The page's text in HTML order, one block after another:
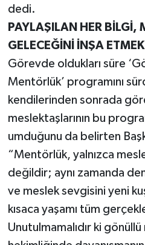
dedi.
PAYLAŞILAN HER BİLGİ,
GELECEĞİNİ İNŞA
Görevde oldukları süre
Mentörlük’ programını
kendilerinden sonrada
meslektaşlarının bu
umduğunu da belirten
“Mentörlük, yalnızca
değildir; aynı zamanda
ve meslek sevgisini yeni
kısaca yaşamı tüm
Unutulmamalıdır ki